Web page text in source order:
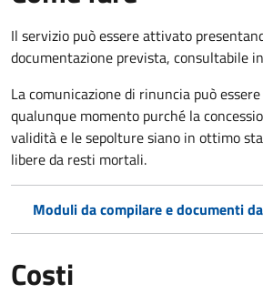
Il servizio può essere attivato
documentazione prevista, consultabile
La comunicazione di rinuncia può
qualunque momento purché la
validità e le sepolture siano in ottimo
libere da resti mortali.
Moduli da compilare e documenti
Costi